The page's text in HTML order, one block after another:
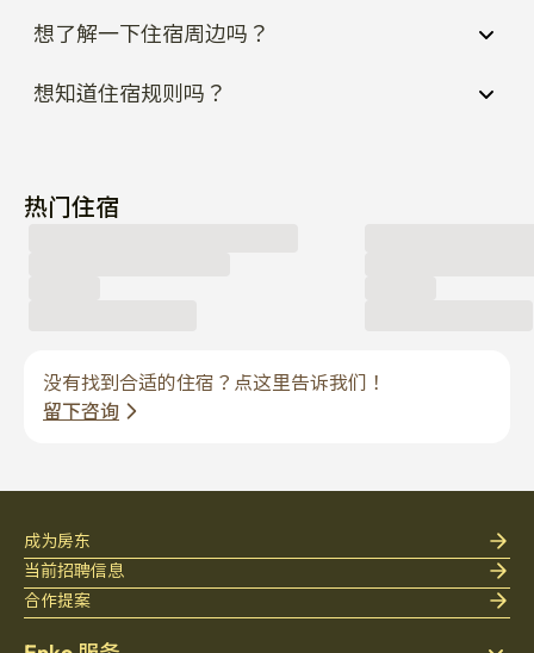
想了解一下住宿周边吗？
想知道住宿规则吗？
热门住宿
没有找到合适的住宿？点这里告诉我们！
留下咨询
成为房东
当前招聘信息
合作提案